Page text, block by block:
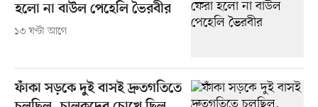
হলো না বাউল পেহেলি ভৈরবীর
১৩ ঘণ্টা আগে
ফাঁকা সড়কে দুই বাসই দ্রুতগতিতে